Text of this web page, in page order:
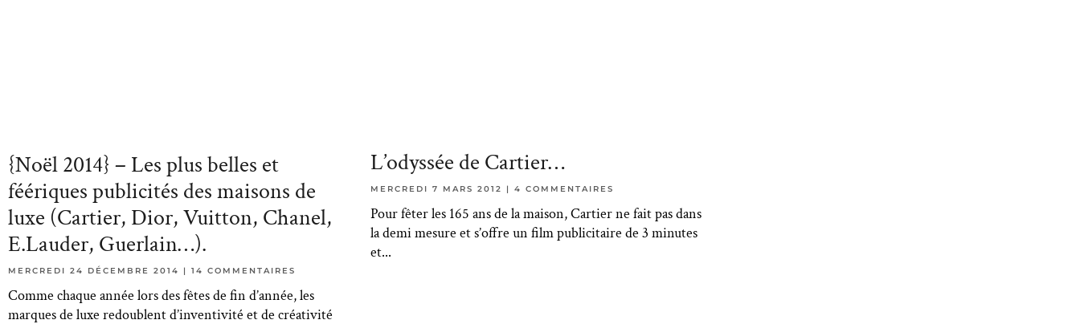
{Noël 2014} – Les plus belles et
féériques publicités des maisons de
luxe (Cartier, Dior, Vuitton, Chanel,
E.Lauder, Guerlain…).
MERCREDI 24 DÉCEMBRE 2014 14 COMMENTAIRES
Comme chaque année lors des fêtes de fin d’année, les
marques de luxe redoublent d’inventivité et de créativité
L’odyssée de Cartier…
MERCREDI 7 MARS 2012 4 COMMENTAIRES
Pour fêter les 165 ans de la maison, Cartier ne fait pas dans
la demi mesure et s’offre un film publicitaire de 3 minutes
et